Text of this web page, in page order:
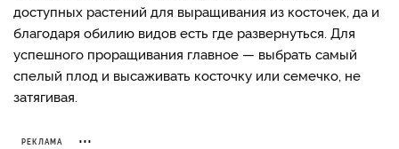
доступных растений для выращивания из косточек, да и
благодаря обилию видов есть где развернуться. Для
успешного проращивания главное — выбрать самый
спелый плод и высаживать косточку или семечко, не
затягивая.
РЕКЛАМА